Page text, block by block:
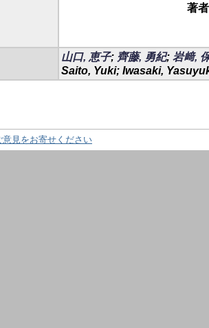
著者
山口, 恵子; 齊藤, 勇紀; 岩﨑,
Saito, Yuki; Iwasaki,
意見をお寄せください